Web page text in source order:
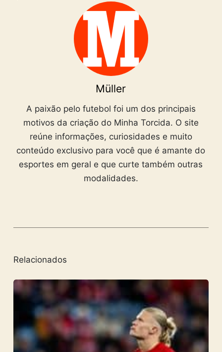
Müller
A paixão pelo futebol foi um dos principais
motivos da criação do Minha Torcida. O site
reúne informações, curiosidades e muito
conteúdo exclusivo para você que é amante do
esportes em geral e que curte também outras
modalidades.
Relacionados